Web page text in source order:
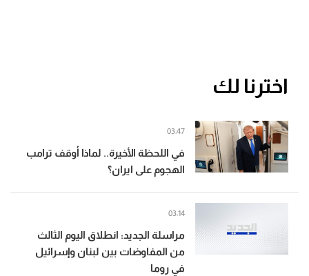
اخترنا لك
في اللحظة الأخيرة.. لماذا أوقف ترامب
الهجوم على ايران؟
03:47
مراسلة الجديد: انطلاق اليوم الثالث
من المفاوضات بين لبنان وإسرائيل
في روما
03:14